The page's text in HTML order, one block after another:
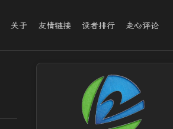
关于 友情链接 读者排行 走心评论